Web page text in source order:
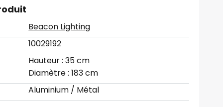
Beacon Lighting
10029192
Hauteur : 35 cm
Diamètre : 183 cm
Aluminium / Métal